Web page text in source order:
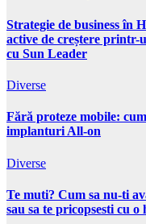
Strategie de business în
active de creștere printr-
cu Sun Leader
Diverse
Fără proteze mobile:
implanturi All-on
Diverse
Te muti? Cum sa nu-ti
sau sa te pricopsesti cu o